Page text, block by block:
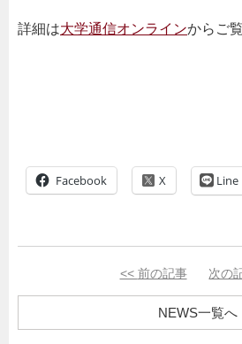
詳細は大学通信オンラインからご
Facebook Line
<< 前の記事 次の
NEWS一覧へ